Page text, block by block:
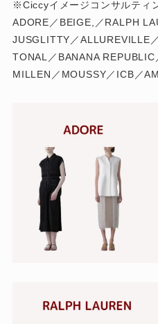
※Ciccyイメージコンサルティ
ADORE／BEIGE,／RALPH
JUSGLITTY／ALLUREVILLE
TONAL／BANANA
MILLEN／MOUSSY／ICB／